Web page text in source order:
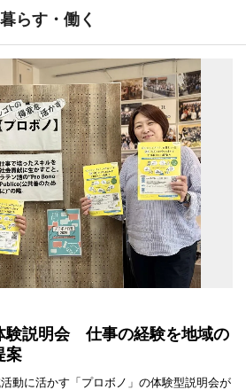
暮らす・働く
験説明会 仕事の経験を地域の
案
動に活かす「プロボノ」の体験型説明会が